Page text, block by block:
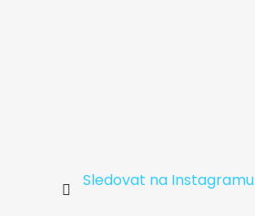
Sledovat na Instagramu